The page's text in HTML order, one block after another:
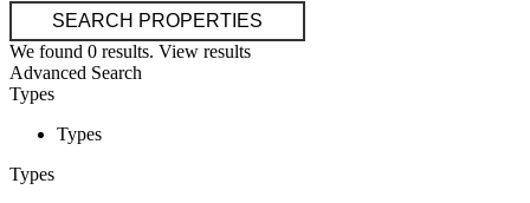
We found 0 results. View results
Advanced Search
Types
Types
Types